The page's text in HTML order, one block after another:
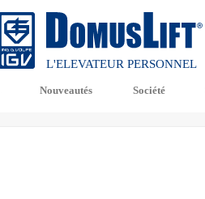
L'ELEVATEUR PERSONNEL
Nouveautés Société